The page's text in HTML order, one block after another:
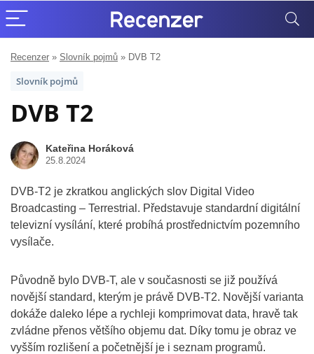
Recenzer » Slovník pojmů » DVB T2
Slovník pojmů
DVB T2
Kateřina Horáková
25.8.2024
DVB-T2 je zkratkou anglických slov Digital Video
Broadcasting – Terrestrial. Představuje standardní digitální
televizní vysílání, které probíhá prostřednictvím pozemního
vysílače.
Původně bylo DVB-T, ale v současnosti se již používá
novější standard, kterým je právě DVB-T2. Novější varianta
dokáže daleko lépe a rychleji komprimovat data, hravě tak
zvládne přenos většího objemu dat. Díky tomu je obraz ve
vyšším rozlišení a početnější je i seznam programů.